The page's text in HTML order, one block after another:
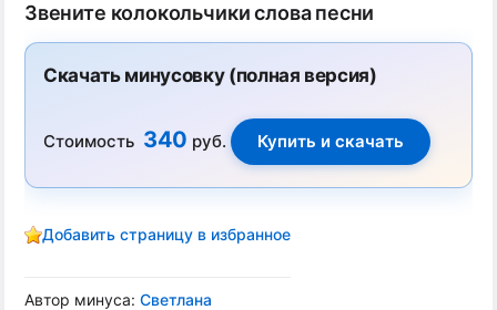
Звените колокольчики слова песни
Скачать минусовку (полная версия)
Стоимость 340 руб.
Добавить страницу в избранное
Автор минуса: Светлана